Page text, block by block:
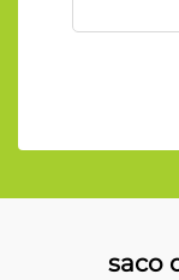
saco